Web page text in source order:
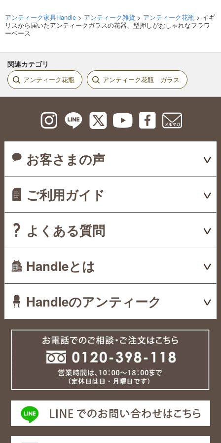
アンティーク家具Handle > アンティーク雑貨 > アンティーク花瓶 > イギ
リスから届いたアンティークガラスの花器、型押しがおしゃれなフラワ
ーベース
関連カテゴリ
アンティーク花瓶 アンティーク花瓶 ガラス
お客さまの声
ご利用ガイド
よくある質問
Handleとは
Handleのアンティーク